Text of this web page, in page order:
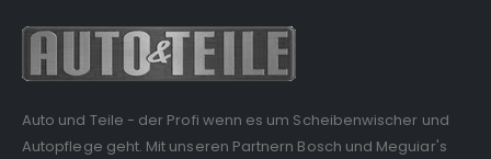
Auto und Teile - der Profi wenn es um Scheibenwischer und
Autopflege geht. Mit unseren Partnern Bosch und Meguiar's